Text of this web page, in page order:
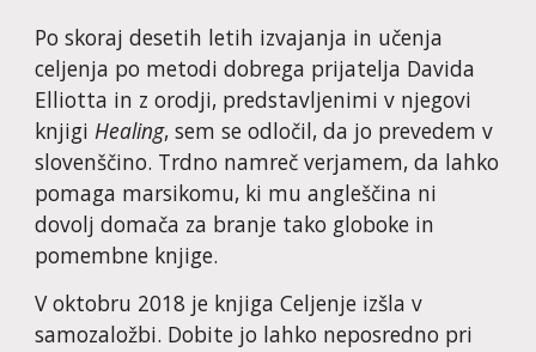
Po skoraj desetih letih izvajanja in učenja
celjenja po metodi dobrega prijatelja Davida
Elliotta in z orodji, predstavljenimi v njegovi
knjigi Healing, sem se odločil, da jo prevedem v
slovenščino. Trdno namreč verjamem, da lahko
pomaga marsikomu, ki mu angleščina ni
dovolj domača za branje tako globoke in
pomembne knjige.
V oktobru 2018 je knjiga Celjenje izšla v
samozaložbi. Dobite jo lahko neposredno pri